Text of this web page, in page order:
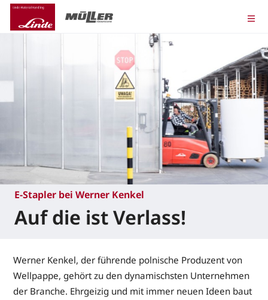
E-Stapler bei Werner Kenkel
Auf die ist Verlass!
Werner Kenkel, der führende polnische Produzent von
Wellpappe, gehört zu den dynamischsten Unternehmen
der Branche. Ehrgeizig und mit immer neuen Ideen baut